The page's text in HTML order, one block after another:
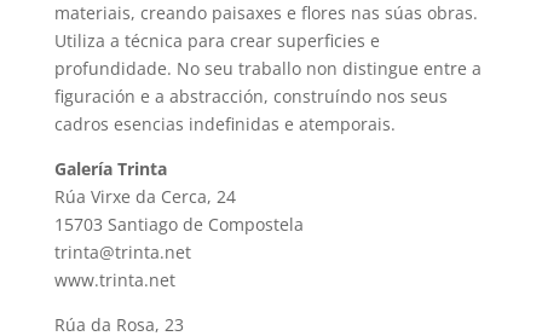
materiais, creando paisaxes e flores nas súas obras.
Utiliza a técnica para crear superficies e
profundidade. No seu traballo non distingue entre a
figuración e a abstracción, construíndo nos seus
cadros esencias indefinidas e atemporais.
Galería Trinta
Rúa Virxe da Cerca, 24
15703 Santiago de Compostela
trinta@trinta.net
www.trinta.net
Rúa da Rosa, 23